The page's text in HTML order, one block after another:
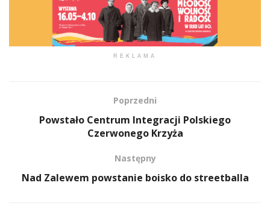
REKLAMA
Poprzedni
Powstało Centrum Integracji Polskiego
Czerwonego Krzyża
Następny
Nad Zalewem powstanie boisko do streetballa